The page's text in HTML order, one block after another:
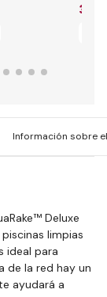
3
Información sobre
Deluxe
limpias
ideal para
de la red hay un
ayudará a